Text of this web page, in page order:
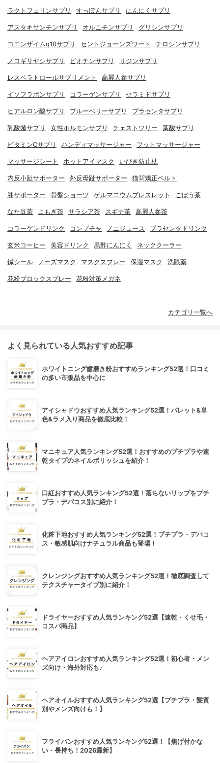
ラクトフェリンサプリ すっぽんサプリ にんにくサプリ
アスタキサンチンサプリ オルニチンサプリ グリシンサプリ
コエンザイムq10サプリ セントジョーンズワート チロシンサプリ
ノコギリヤシサプリ ビオチンサプリ リジンサプリ
レスベラトロールサプリメント 高麗人参サプリ
イソフラボンサプリ コラーゲンサプリ セラミドサプリ
ヒアルロン酸サプリ ブルーベリーサプリ プラセンタサプリ
乳酸菌サプリ 女性ホルモンサプリ チェストツリー 葉酸サプリ
ビタミンCサプリ ハンディマッサージャー フットマッサージャー
マッサージシート ホットアイマスク いびき防止枕
内反小趾サポーター 外反母趾サポーター 猫背矯正ベルト
膝サポーター 骨盤ショーツ ゲルマニウムブレスレット ごぼう茶
なた豆茶 よもぎ茶 サラシア茶 スギナ茶 高麗人参茶
コラーゲンドリンク コンブチャ ノニジュース プラセンタドリンク
玄米コーヒー 美容ドリンク 黒酢にんにく ネッククーラー
鍼シール ノーズマスク マスクスプレー 保湿マスク 洗眼薬
花粉ブロックスプレー 花粉対策メガネ
カテゴリ一覧へ
よく見られている人気おすすめ記事
ホワイトニング歯磨き粉おすすめランキング52選！口コミ
の多い市販品を中心に
アイシャドウおすすめ人気ランキング52選！パレット&単
色&ラメ入り商品を徹底比較！
マニキュア人気ランキング52選！おすすめのプチプラや速
乾タイプのネイルポリッシュを紹介！
口紅おすすめ人気ランキング52選！落ちないリップをプチ
プラ・デパコス別に紹介！
化粧下地おすすめ人気ランキング52選！プチプラ・デパコ
ス・敏感肌向けナチュラル商品も登場！
クレンジングおすすめ人気ランキング52選！徹底調査して
テクスチャータイプ別に紹介！
ドライヤーおすすめ人気ランキング52選【速乾・くせ毛・
コスパ商品】
ヘアアイロンおすすめ人気ランキング52選！初心者・メン
ズ向け・海外対応も♪
ヘアオイルおすすめ人気ランキング52選【プチプラ・髪質
別やメンズ向けも！】
フライパンおすすめ人気ランキング52選！【焦げ付かな
い・長持ち！2026最新】